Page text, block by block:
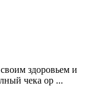
здоровьем и
чека ор ...